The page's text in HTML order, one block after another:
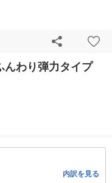
んわり弾力タイプ
内訳を見る